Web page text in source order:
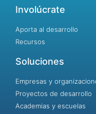
Involúcrate
Aporta al desarrollo
Recursos
Soluciones
Empresas y
Proyectos de desarrollo
Academias y escuelas